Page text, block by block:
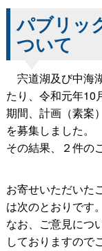
パブリッ
ついて
宍道湖及び中海
たり、令和元年10
期間、計画（素案
を募集しました。
その結果、２件の
お寄せいただいた
は次のとおりです。
なお、ご意見につ
しておりますので